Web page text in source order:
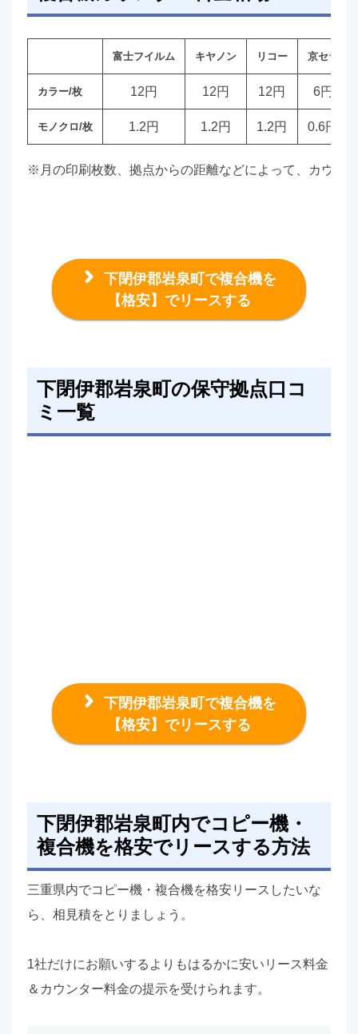
富士フイルム キヤノン リコー 京セラ
カラー/枚 12円 12円 12円 6円
モノクロ/枚 1.2円 1.2円 1.2円 0.6円
※月の印刷枚数、拠点からの距離などによって、カウン
下閉伊郡岩泉町で複合機を
【格安】でリースする
下閉伊郡岩泉町の保守拠点口コ
ミ一覧
下閉伊郡岩泉町で複合機を
【格安】でリースする
下閉伊郡岩泉町内でコピー機・
複合機を格安でリースする方法
三重県内でコピー機・複合機を格安リースしたいな
ら、相見積をとりましょう。
1社だけにお願いするよりもはるかに安いリース料金
＆カウンター料金の提示を受けられます。